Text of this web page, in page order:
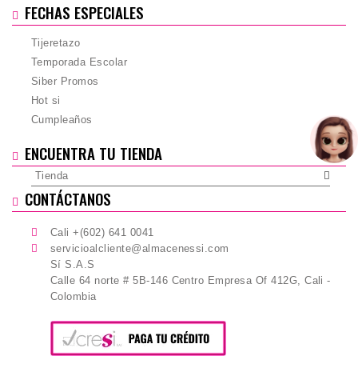
FECHAS ESPECIALES
Tijeretazo
Temporada Escolar
Siber Promos
Hot si
Cumpleaños
ENCUENTRA TU TIENDA
Tienda
CONTÁCTANOS
Cali +(602) 641 0041
servicioalcliente@almacenessi.com
Sí S.A.S
Calle 64 norte # 5B-146 Centro Empresa Of 412G, Cali -
Colombia